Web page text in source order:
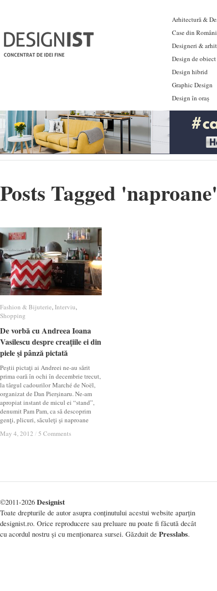
Arhitectură &
Case din
Designeri &
Design de obiect
Design hibrid
Graphic Design
Design în oraș
Posts Tagged 'naproane'
Fashion & Bijuterie, Interviu,
Shopping
De vorbă cu Andreea Ioana
Vasilescu despre creaţiile ei din
piele şi pânză pictată
Peştii pictaţi ai Andreei ne-au sărit
prima oară în ochi în decembrie trecut,
la târgul cadourilor Marché de Noël,
organizat de Dan Pierşinaru. Ne-am
apropiat instant de micul ei “stand”,
denumit Pam Pam, ca să descoprim
genţi, plicuri, săculeţi şi naproane
May 4, 2012 / 5 Comments
Fashion & Bijuterie Interviu
Shopping
De vorbă cu Andreea Ioana
Vasilescu despre creaţiile ei din
piele şi pânză pictată
May 4, 2012 / 5 Comments
©2011-2026 Designist
Toate drepturile de autor asupra conținutului acestui website aparțin
designist.ro. Orice reproducere sau preluare nu poate fi făcută decât
cu acordul nostru și cu menționarea sursei. Găzduit de Presslabs.